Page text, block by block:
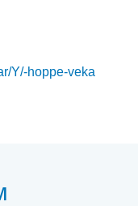
Y/-hoppe-veka